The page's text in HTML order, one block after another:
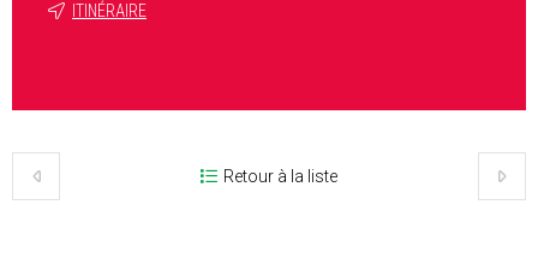
ITINÉRAIRE
Retour à la liste